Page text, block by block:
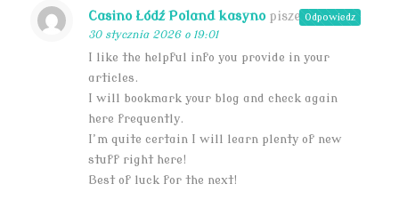
Casino Łódź Poland kasyno pisze:
30 stycznia 2026 o 19:01
I like the helpful info you provide in your
articles.
I will bookmark your blog and check again
here frequently.
I’m quite certain I will learn plenty of new
stuff right here!
Best of luck for the next!
Odpowiedz